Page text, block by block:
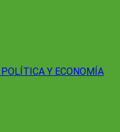
POLÍTICA Y ECONOMÍA